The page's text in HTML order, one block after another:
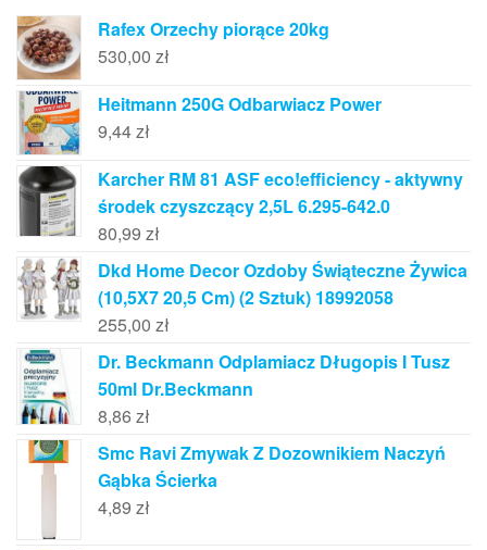
Rafex Orzechy piorące 20kg
530,00 zł
Heitmann 250G Odbarwiacz Power
9,44zł
Karcher RM 81 ASF eco!efficiency - aktywny
środek czyszczący 2,5L 6.295-642.0
80,99 zł
Dkd Home Decor Ozdoby Świąteczne Żywica
(10,5X7 20,5 Cm) (2 Sztuk) 18992058
255,00 zł
Dr. Beckmann Odplamiacz Długopis I Tusz
50ml Dr.Beckmann
8,86 zł
Smc Ravi Zmywak Z Dozownikiem Naczyń
Gąbka Ścierka
4,89 zł